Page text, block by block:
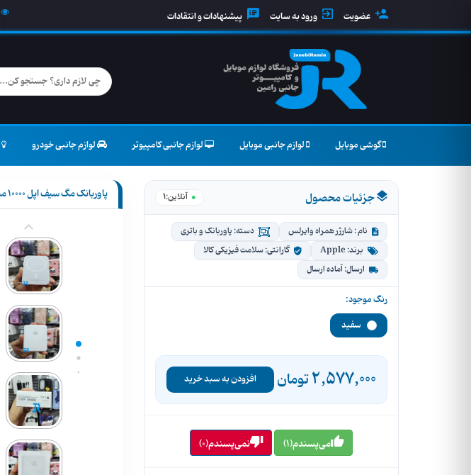
عضویت ورود به سایت پیشنهادات و انتقادات
گوشی موبایل لوازم جانبی موبایل لوازم جانبی کامپیوتر لوازم جانبی خودرو
پاوربانک مگ سیف اپل 10000 میلی آمپر Apple Magsafe Powerbank 10000 mAh مدل A2384 جزئیات محصول ● آنلاین:1
نام : شارژر همراه وایرلس
دسته: پاوربانک و باتری
برند: Apple
گارانتی: سلامت فیزیکی کالا
ارسال: آماده ارسال
رنگ موجود:
سفید
2,577,000تومان افزودن به سبد خرید
می‌پسندم(1) نمی‌پسندم(0)